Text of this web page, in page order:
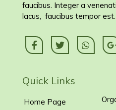
faucibus. Integer a
lacus, faucibus tempor est.
Quick Links
Home Page